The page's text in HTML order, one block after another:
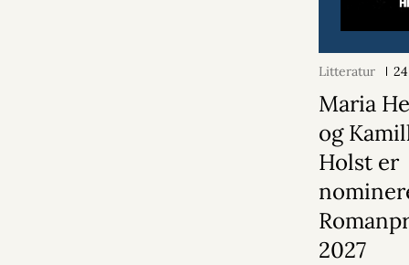
Litteratur
Maria
og
Holst er
2027